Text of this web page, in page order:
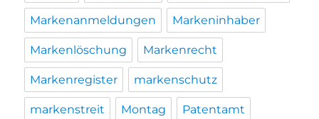
Markenanmeldungen Markeninhaber
Markenlöschung Markenrecht
Markenregister markenschutz
markenstreit Montag Patentamt